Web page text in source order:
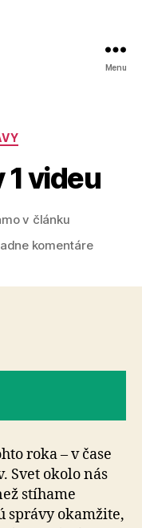
Menu
1 videu
v článku
komentárena
roka – v čase
Svet okolo nás
stíhame
správy okamžite,